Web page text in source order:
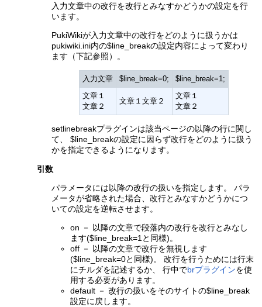
入力文章中の改行を改行とみなすかどうかの設定を行
います。
PukiWikiが入力文章中の改行をどのように扱うかは
pukiwiki.ini内の$line_breakの設定内容によって変わり
ます（下記参照）。
入力文章 $line_break=0;
$line_break=1;
文章１
文章２
文章１文章２
文章１
文章２
setlinebreakプラグインは該当ページの以降の行に関し
て、 $line_breakの設定に因らず改行をどのように扱う
かを指定できるようになります。
引数
パラメータには以降の改行の扱いを指定します。 パラ
メータが省略された場合、改行とみなすかどうかにつ
いての設定を逆転させます。
on － 以降の文章で段落内の改行を改行とみなし
ます($line_break=1と同様)。
off － 以降の文章で改行を無視します
($line_break=0と同様)。 改行を行うためには行末
にチルダを記述するか、 行中でbrプラグインを使
用する必要があります。
default － 改行の扱いをそのサイトの$line_break
設定に戻します。